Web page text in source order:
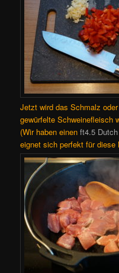
Jetzt wird das Schmalz
gewürfelte Schweinefleisch
(Wir haben einenft4.5
eignet sich perfekt für diese